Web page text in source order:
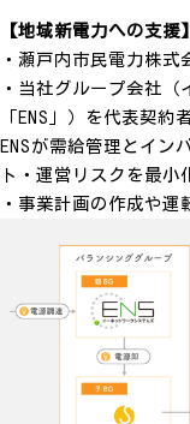
【地域新電力への支援】
・瀬戸内市民電力株
・当社グループ会社
「ENS」）を代表契約
ENSが需給管理とイン
ト・運営リスクを最
・事業計画の作成や運